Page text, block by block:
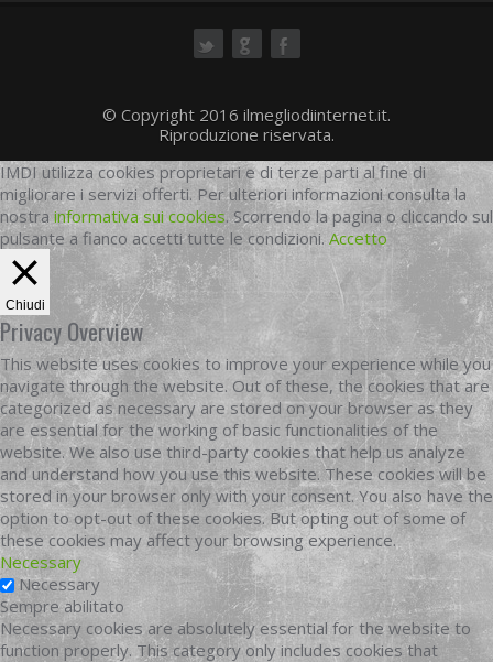
© Copyright 2016 ilmegliodiinternet.it.
Riproduzione riservata.
IMDI utilizza cookies proprietari e di terze parti al fine di
migliorare i servizi offerti. Per ulteriori informazioni consulta la
nostrainformativa sui cookies. Scorrendo la pagina o cliccando sul
pulsante a fianco accetti tutte le condizioni. Accetto
Chiudi
Privacy Overview
This website uses cookies to improve your experience while you
navigate through the website. Out of these, the cookies that are
categorized as necessary are stored on your browser as they
are essential for the working of basic functionalities of the
website. We also use third-party cookies that help us analyze
and understand how you use this website. These cookies will be
stored in your browser only with your consent. You also have the
option to opt-out of these cookies. But opting out of some of
these cookies may affect your browsing experience.
Necessary
Necessary
Sempre abilitato
Necessary cookies are absolutely essential for the website to
function properly. This category only includes cookies that